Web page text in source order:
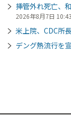
挿管外れ死亡
2026年8月7日 10:43
米上院、CDC
デング熱流行